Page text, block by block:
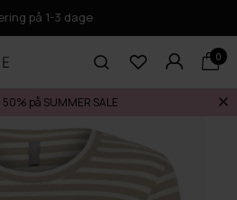
på 1-3 dage
0
50% på SUMMER SALE